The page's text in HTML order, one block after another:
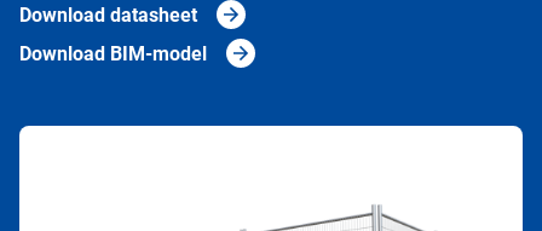
Download datasheet
Download BIM-model